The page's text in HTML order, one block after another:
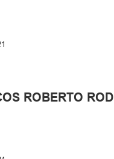
ROBERTO